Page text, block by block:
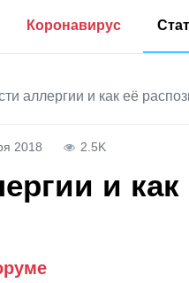
Коронавирус
Мониторинг по России
аллергии и как её
2018 2.5K
и как